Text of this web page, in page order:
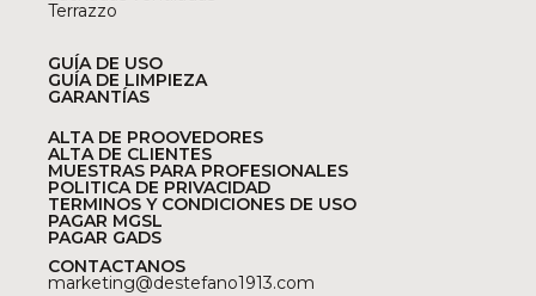
Terrazzo
GUÍA DE USO
GUÍA DE LIMPIEZA
GARANTÍAS
ALTA DE PROOVEDORES
ALTA DE CLIENTES
MUESTRAS PARA PROFESIONALES
POLITICA DE PRIVACIDAD
TERMINOS Y CONDICIONES DE USO
PAGAR MGSL
PAGAR GADS
CONTACTANOS
marketing@destefano1913.com